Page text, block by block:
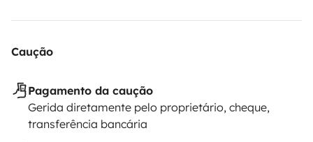
Caução
Pagamento da caução
Gerida diretamente pelo proprietário, cheque,
transferência bancária